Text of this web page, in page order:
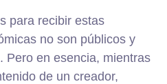
para recibir estas
no son públicos y
Pero en esencia, mientras
de un creador,